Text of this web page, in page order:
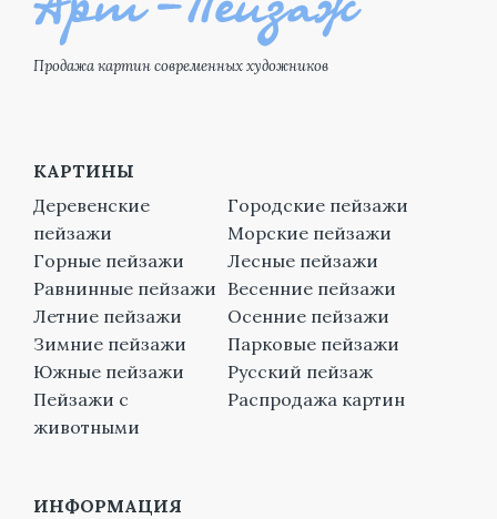
Продажа картин современных художников
КАРТИНЫ
Деревенские
пейзажи
Городские пейзажи
Морские пейзажи
Горные пейзажи
Лесные пейзажи
Равнинные пейзажи Весенние пейзажи
Летние пейзажи
Осенние пейзажи
Зимние пейзажи
Парковые пейзажи
Южные пейзажи
Русский пейзаж
Пейзажи с
животными
Распродажа картин
ИНФОРМАЦИЯ